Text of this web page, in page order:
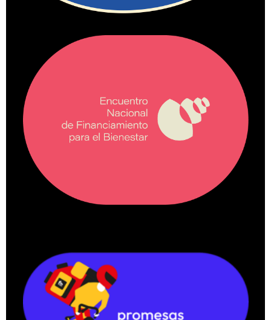
Encuentro Nacional para el
Financiamiento del Bienestar
Promesas Sobre Ruedas
Sigue paso a paso la lucha de las
trabajadoras en aplicaciones
digitales